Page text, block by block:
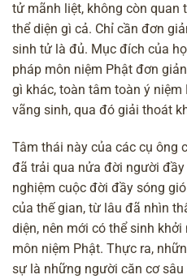
tử mãnh liệt, không còn quan
thể diện gì cả. Chỉ cần đơn
sinh tử là đủ. Mục đích của
pháp môn niệm Phật đơn
gì khác, toàn tâm toàn ý
vãng sinh, qua đó giải thoát
Tâm thái này của các cụ ông
đã trải qua nửa đời người
nghiệm cuộc đời đầy sóng
của thế gian, từ lâu đã nhìn
diện, nên mới có thể sinh
môn niệm Phật. Thực ra,
sự là những người căn cơ